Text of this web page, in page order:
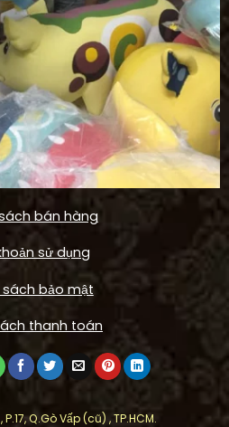
bán hàng
sử dụng
bảo mật
thanh toán
Q.Gò Vấp (cũ) , TP.HCM.